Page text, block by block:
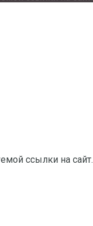
ссылки на сайт.